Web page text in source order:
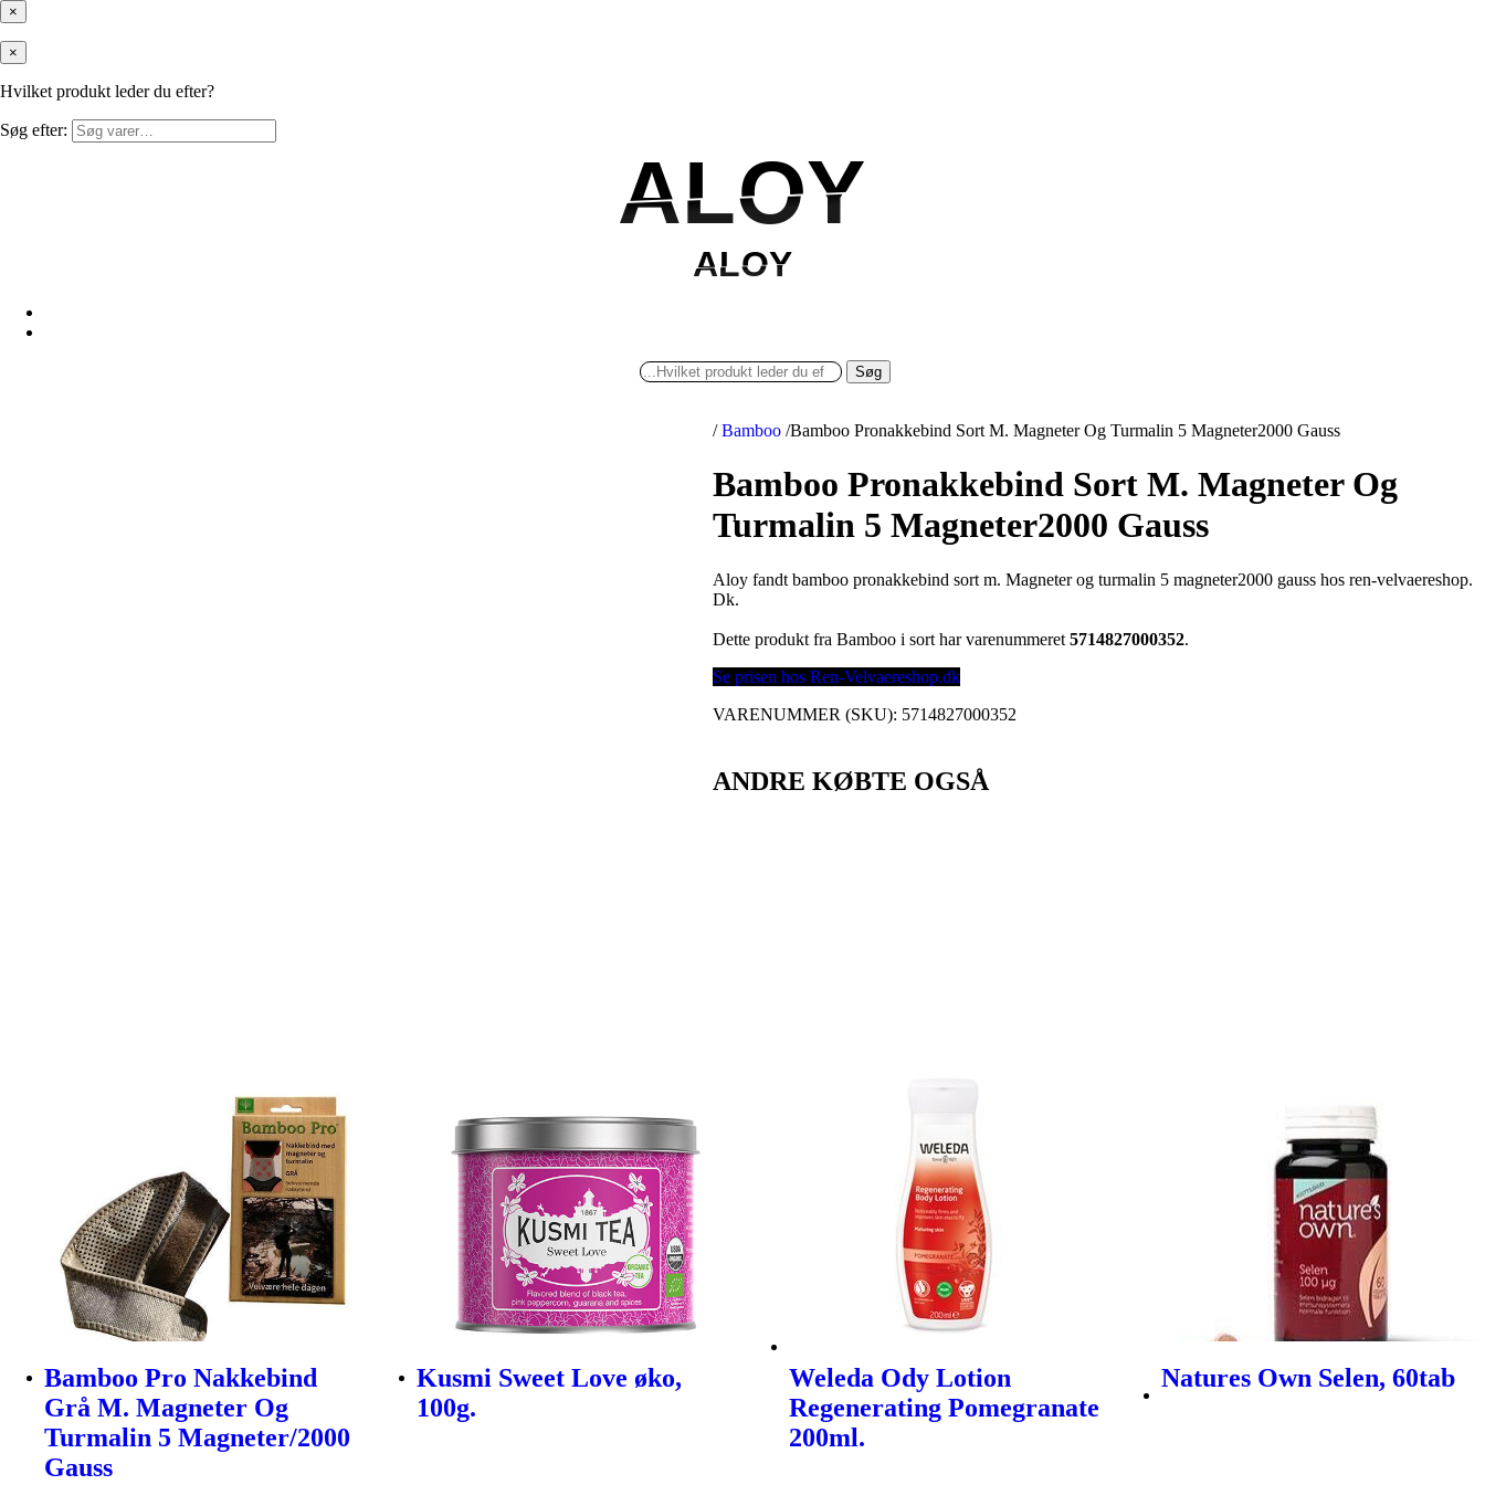
×
×
Hvilket produkt leder du efter?
Søg efter:
ALOY
ALOY
ALOY
ALOY
Søg
/ Bamboo /Bamboo Pronakkebind Sort M. Magneter Og Turmalin 5 Magneter2000 Gauss
Bamboo Pronakkebind Sort M. Magneter Og
Turmalin 5 Magneter2000 Gauss
Aloy fandt bamboo pronakkebind sort m. Magneter og turmalin 5 magneter2000 gauss hos ren-velvaereshop.
Dk.
Dette produkt fra Bamboo i sort har varenummeret5714827000352.
Se prisen hos Ren-Velvaereshop.dk
VARENUMMER (SKU): 5714827000352
ANDRE KØBTE OGSÅ
Bamboo Pro Nakkebind
Grå M. Magneter Og
Turmalin 5 Magneter/2000
Gauss
Kusmi Sweet Love øko,
100g.
Weleda Ody Lotion
Regenerating Pomegranate
200ml.
Natures Own Selen, 60tab